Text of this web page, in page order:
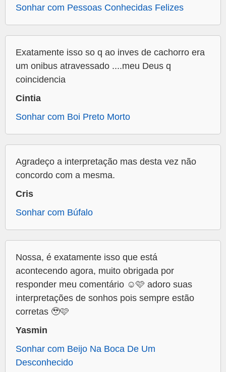
Sonhar com Pessoas Conhecidas Felizes
Exatamente isso so q ao inves de cachorro era
um onibus atravessado ....meu Deus q
coincidencia
Cintia
Sonhar com Boi Preto Morto
Agradeço a interpretação mas desta vez não
concordo com a mesma.
Cris
Sonhar com Búfalo
Nossa, é exatamente isso que está
acontecendo agora, muito obrigada por
responder meu comentário ☺️🩷 adoro suas
interpretações de sonhos pois sempre estão
corretas 🥹🩷
Yasmin
Sonhar com Beijo Na Boca De Um
Desconhecido